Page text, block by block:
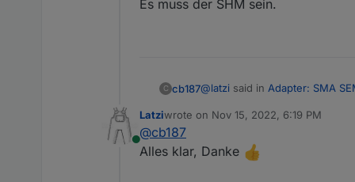
Es muss der SHM sein.
C cb187@latzi said in Adapter: SMA
Eine möglicherweise
den SHM? SMA WR hab ich
Es muss der SHM sein.
Online
Latziwrote on Nov 15, 2022, 6:19 PM
last edited by
@cb187
Alles klar, Danke